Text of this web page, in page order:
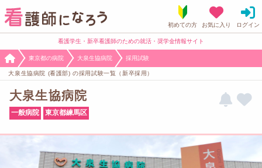
看護学生・新卒看護師のための就活・奨学金情報サイト
東京都の病院 大泉生協病院 採用試験
大泉生協病院 (看護部) の採用試験一覧（新卒採用）
大泉生協病院
一般病院 東京都練馬区